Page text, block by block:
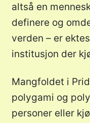
altså en
definere og
verden – er
institusjon der
Mangfoldet i
polygami og
personer eller